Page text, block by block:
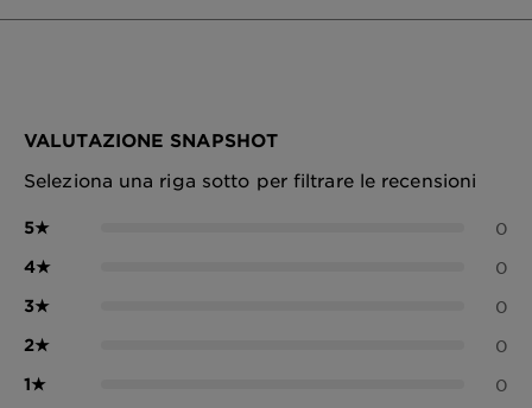
VALUTAZIONE SNAPSHOT
Seleziona una riga sotto per filtrare le recensioni
5★ 0
4★ 0
3★ 0
2★ 0
1★ 0